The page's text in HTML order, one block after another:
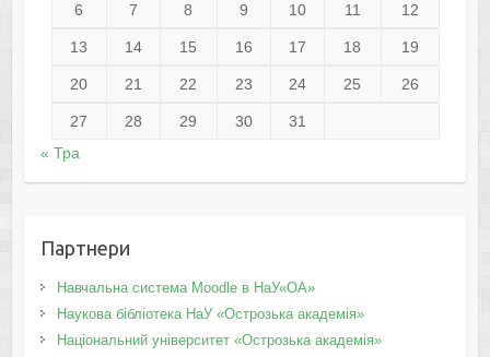
6 7 8 9 10 11 12
13 14 15 16 17 18 19
20 21 22 23 24 25 26
27 28 29 30
31
« Тра
Партнери
Навчальна система Moodle в НаУ«ОА»
Наукова бібліотека НаУ «Острозька академія»
Національний університет «Острозька академія»